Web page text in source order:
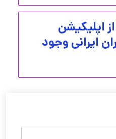
اپلیکیشن
ایرانی وجود